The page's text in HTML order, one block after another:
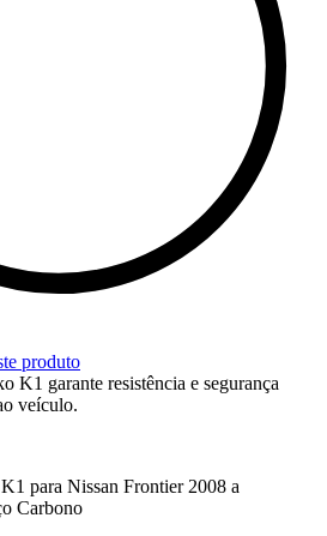
produto
K1 garante resistência e segurança
veículo.
para Nissan Frontier 2008 a
Carbono